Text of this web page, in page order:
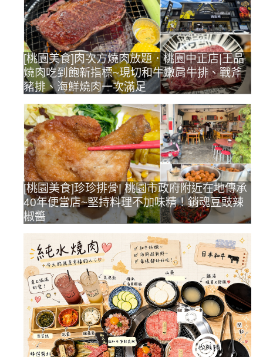
[桃園美食]肉次方燒肉放題．桃園中正店|王品
燒肉吃到飽新指標~現切和牛嫩肩牛排、戰斧
豬排、海鮮燒肉一次滿足
[桃園美食]珍珍排骨| 桃園市政府附近在地傳承
40年便當店~堅持料理不加味精！銷魂豆豉辣
椒醬